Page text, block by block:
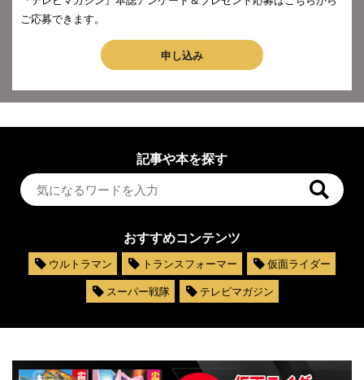
ご応募できます。
申し込み
記事や本を探す
おすすめコンテンツ
ウルトラマン トランスフォーマー
仮面ライダー
スーパー戦隊
テレビマガジン